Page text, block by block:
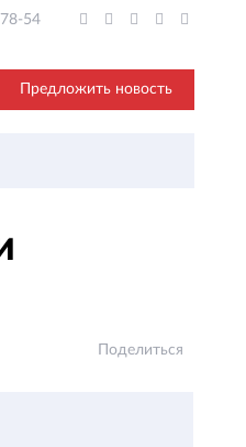
54
Предложить новость
Поделиться